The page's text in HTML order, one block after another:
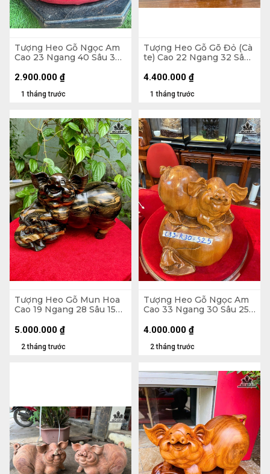
Tượng Heo Gỗ Ngọc Am
Cao 23 Ngang 40 Sâu 30
1 tháng trước
2.900.000 ₫
Tượng Heo Gỗ Gõ Đỏ (Cà
te) Cao 22 Ngang 32 Sâu
1 tháng trước
4.400.000 ₫
Tượng Heo Gỗ Mun Hoa
Cao 19 Ngang 28 Sâu 15
2 tháng trước
5.000.000 ₫
Tượng Heo Gỗ Ngọc Am
Cao 33 Ngang 30 Sâu 25
2 tháng trước
4.000.000 ₫